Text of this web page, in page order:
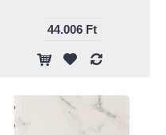
44.006 Ft